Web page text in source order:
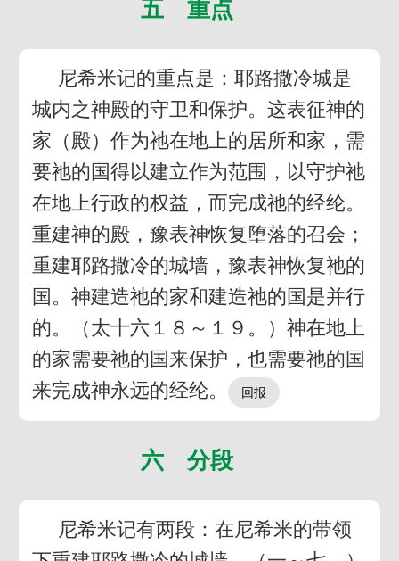
五 重点
尼希米记的重点是：耶路撒冷城是
城内之神殿的守卫和保护。这表征神的
家（殿）作为祂在地上的居所和家，需
要祂的国得以建立作为范围，以守护祂
在地上行政的权益，而完成祂的经纶。
重建神的殿，豫表神恢复堕落的召会；
重建耶路撒冷的城墙，豫表神恢复祂的
国。神建造祂的家和建造祂的国是并行
的。（太十六１８～１９。）神在地上
的家需要祂的国来保护，也需要祂的国
来完成神永远的经纶。
六 分段
尼希米记有两段：在尼希米的带领